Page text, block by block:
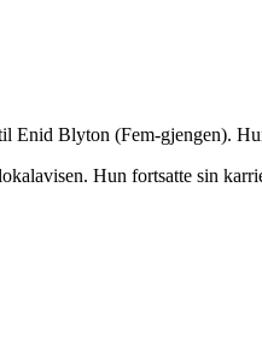
Enid Blyton (Fem-gjengen).
Hun fortsatte sin